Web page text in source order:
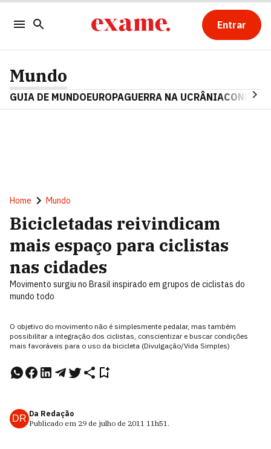
Entrar
Mundo
GUIA DE MUNDOEUROPAGUERRA NA UCRÂNIA
Home Mundo
Bicicletadas reivindicam
mais espaço para ciclistas
nas cidades
Movimento surgiu no Brasil inspirado em grupos de ciclistas do
mundo todo
O objetivo do movimento não é simplesmente pedalar, mas também
possibilitar a integração dos ciclistas, conscientizar e buscar condições
mais favoráveis para o uso da bicicleta (Divulgação/Vida Simples)
DR Da Redação
Publicado em 29 de julho de 2011 11h51.